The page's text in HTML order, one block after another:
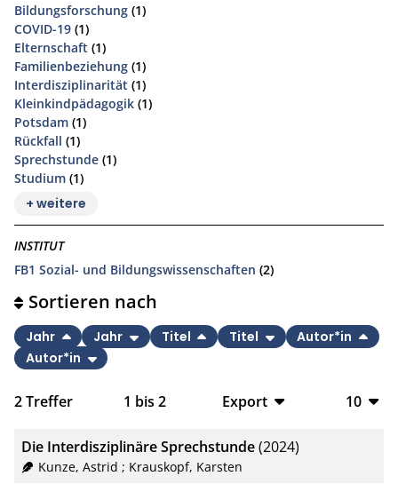
Bildungsforschung (1)
COVID-19 (1)
Elternschaft (1)
Familienbeziehung (1)
Interdisziplinarität (1)
Kleinkindpädagogik (1)
Potsdam (1)
Rückfall (1)
Sprechstunde (1)
Studium (1)
+ weitere
INSTITUT
FB1 Sozial- und Bildungswissenschaften (2)
2Treffer 1 bis 2
Export
CSV
10
Sortieren nach
Jahr Jahr Titel Titel
Autor*in
Autor*in
Die Interdisziplinäre Sprechstunde(2024)
Kunze, Astrid ; Krauskopf, Karsten